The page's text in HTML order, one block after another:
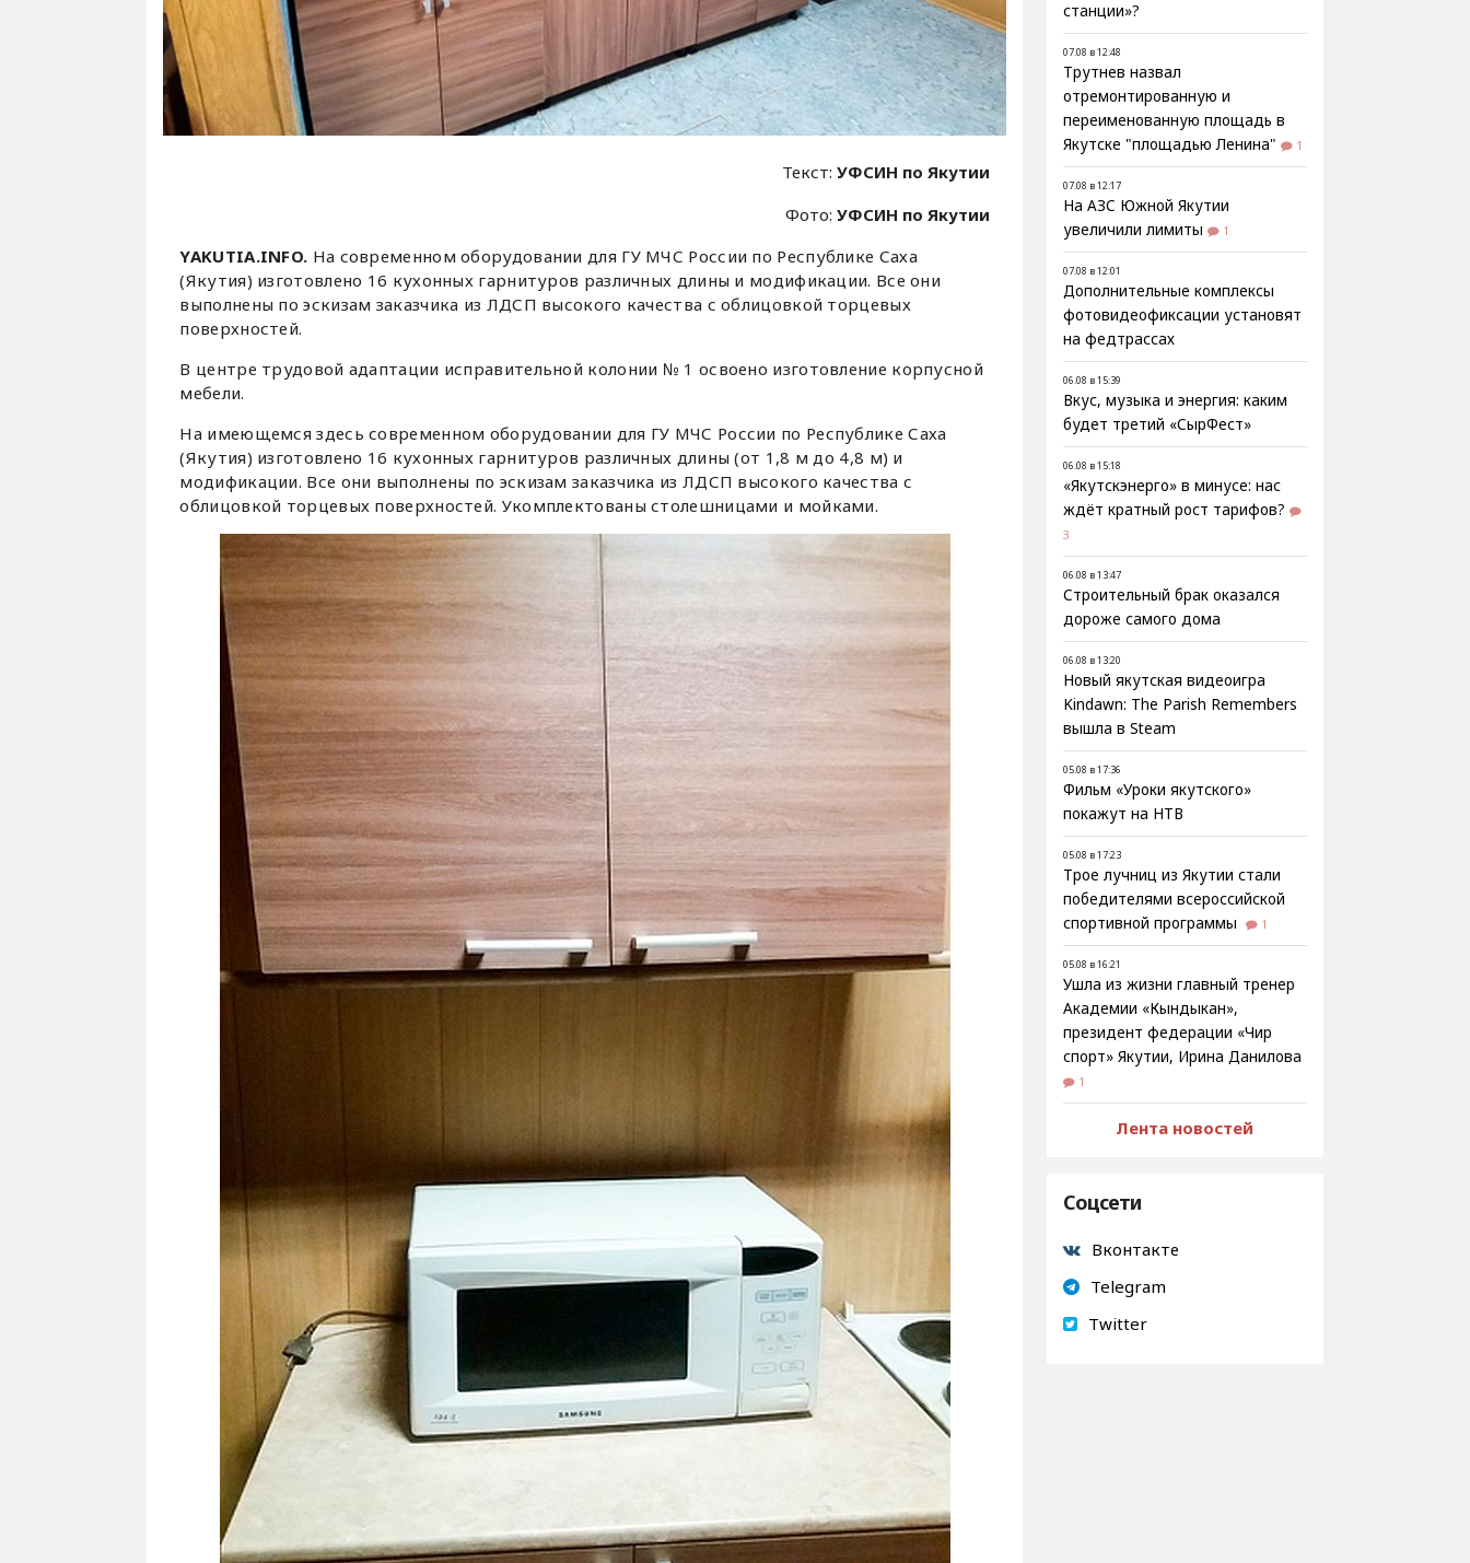
Текст:УФСИН по Якутии
Фото:УФСИН по Якутии
YAKUTIA.INFO. На современном оборудовании для ГУ МЧС России по Республике Саха
(Якутия) изготовлено 16 кухонных гарнитуров различных длины и модификации. Все они
выполнены по эскизам заказчика из ЛДСП высокого качества с облицовкой торцевых
поверхностей.
В центре трудовой адаптации исправительной колонии № 1 освоено изготовление корпусной
мебели.
На имеющемся здесь современном оборудовании для ГУ МЧС России по Республике Саха
(Якутия) изготовлено 16 кухонных гарнитуров различных длины (от 1,8 м до 4,8 м) и
модификации. Все они выполнены по эскизам заказчика из ЛДСП высокого качества с
облицовкой торцевых поверхностей. Укомплектованы столешницами и мойками.
станции»?
07.08 в 12:48
Трутнев назвал
отремонтированную и
переименованную площадь в
Якутске "площадью Ленина"
1
07.08 в 12:17
На АЗС Южной Якутии
увеличили лимиты
1
07.08 в 12:01
Дополнительные комплексы
фотовидеофиксации установят
на федтрассах
06.08 в 15:39
Вкус, музыка и энергия: каким
будет третий «СырФест»
06.08 в 15:18
«Якутскэнерго» в минусе: нас
ждёт кратный рост тарифов?
3
06.08 в 13:47
Строительный брак оказался
дороже самого дома
06.08 в 13:20
Новый якутская видеоигра
Kindawn: The Parish Remembers
вышла в Steam
05.08 в 17:36
Фильм «Уроки якутского»
покажут на НТВ
05.08 в 17:23
Трое лучниц из Якутии стали
победителями всероссийской
спортивной программы
1
05.08 в 16:21
Ушла из жизни главный тренер
Академии «Кындыкан»,
президент федерации «Чир
спорт» Якутии, Ирина Данилова
1
Лента новостей
Соцсети
Вконтакте
Telegram
Twitter